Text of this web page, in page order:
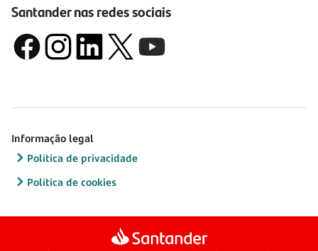
Santander nas redes sociais
Informação legal
Política de privacidade
Política de cookies